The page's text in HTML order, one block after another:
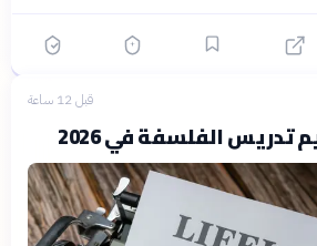
قبل 12 ساعة
تدريس الفلسفة في 2026